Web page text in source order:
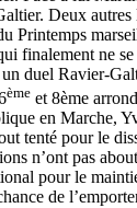
Deux autres
Printemps
finalement ne se
duel Ravier-
ème et 8ème
en Marche,
tenté pour le
n’ont pas
pour le
de